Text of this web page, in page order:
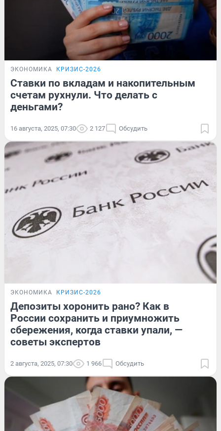
ЭКОНОМИКА КРИЗИС-2026
Ставки по вкладам и накопительным
счетам рухнули. Что делать с
деньгами?
16 августа, 2025, 07:30 2 127 Обсудить
ЭКОНОМИКА КРИЗИС-2026
Депозиты хоронить рано? Как в
России сохранить и приумножить
сбережения, когда ставки упали, —
советы экспертов
2 августа, 2025, 07:30 1 966 Обсудить